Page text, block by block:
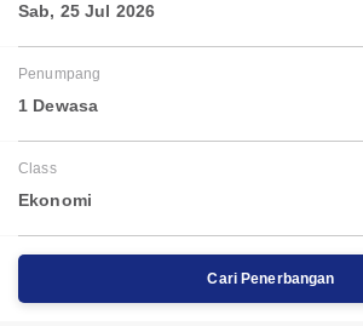
Sab, 25 Jul 2026
Penumpang
1 Dewasa
Class
Ekonomi
Cari Penerbangan